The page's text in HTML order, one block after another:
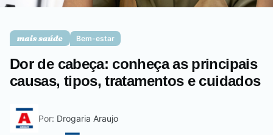
Saúde do homem
Bem-estar
Dor de cabeça: conheça as principais
causas, tipos, tratamentos e cuidados
Por: Drogaria Araujo